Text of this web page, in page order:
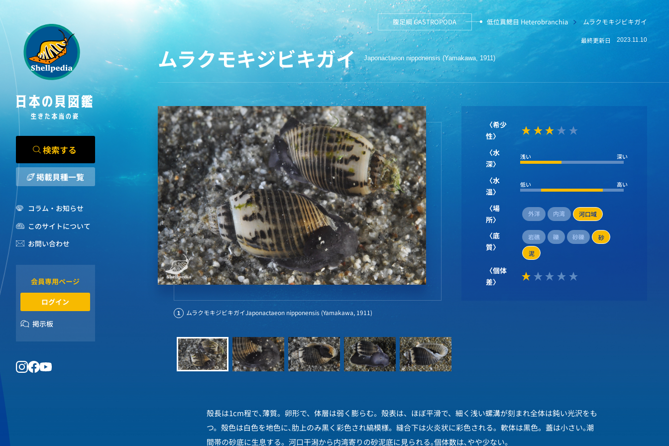
検索する
掲載貝種一覧
コラム・お知らせ
このサイトについて
お問い合わせ
会員専用ページ
ログイン
掲示板
腹足綱 GASTROPODA 低位異鰓目 Heterobranchia ムラクモキジビキガイ
最終更新日 2023.11.10
ムラクモキジビキガイ Japonactaeon nipponensis (Yamakawa, 1911)
〈希少
性〉
〈水
深〉
浅い 深い
〈水
温〉
低い 高い
〈場
所〉
外洋 内湾 河口域
〈底
質〉
岩礁 礫 砂礫
砂
泥
〈個体
差〉
1 ムラクモキジビキガイJaponactaeon nipponensis (Yamakawa, 1911)
殻長は1cm程で､薄質。卵形で、体層は弱く膨らむ。殻表は、ほぼ平滑で、細く浅い螺溝が刻まれ全体は鈍い光沢をも
つ。殻色は白色を地色に､肋上のみ黒く彩色され縞模様。縫合下は火炎状に彩色される。軟体は黒色。蓋は小さい｡潮
間帯の砂底に生息する。河口干潟から内湾寄りの砂泥底に見られる｡個体数は､やや少ない。